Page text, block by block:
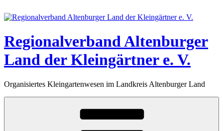
Inhalt
Regionalverband Altenburger
Land der Kleingärtner e. V.
Organisiertes Kleingartenwesen im Landkreis Altenburger Land